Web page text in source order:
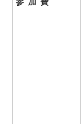
参加費